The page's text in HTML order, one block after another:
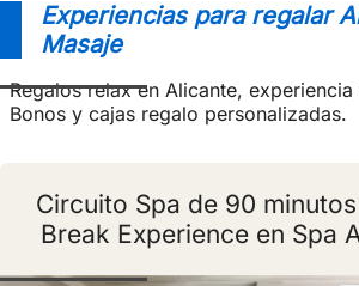
Experiencias para regalar
Masaje
Regalos relax en Alicante,
Bonos y cajas regalo personalizadas.
Circuito Spa de 90 minutos
Break Experience en Spa